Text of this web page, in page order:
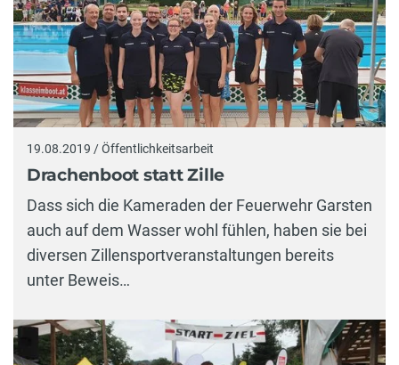
19.08.2019 / Öffentlichkeitsarbeit
Drachenboot statt Zille
Dass sich die Kameraden der Feuerwehr Garsten
auch auf dem Wasser wohl fühlen, haben sie bei
diversen Zillensportveranstaltungen bereits
unter Beweis…